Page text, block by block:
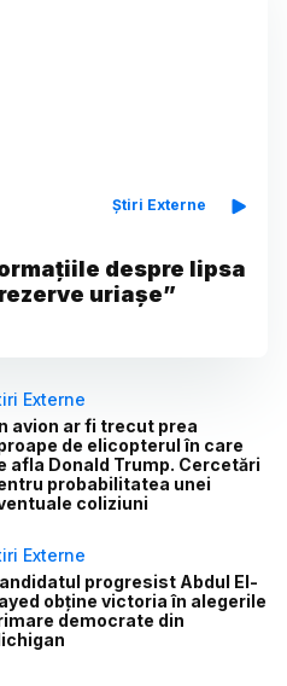
Știri Externe
despre lipsa
uriașe”
Externe
avion ar fi trecut prea
de elicopterul în care
afla Donald Trump. Cercetări
probabilitatea unei
coliziuni
Externe
progresist Abdul El-
obține victoria în alegerile
democrate din